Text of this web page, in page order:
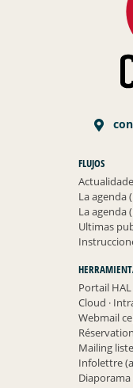
FLUJOS
La agenda
La agenda
Ultimas
Portail
Cloud ·
Webmail
Mailing
Infolettre
Diaporama